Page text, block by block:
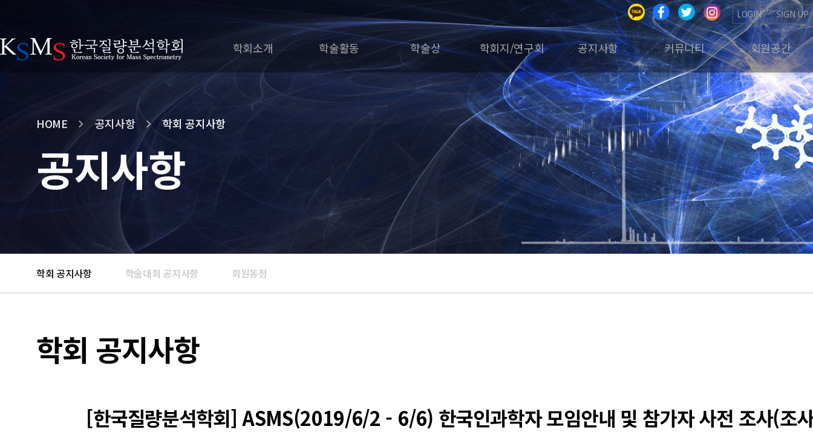
LOGIN SIGN UP
학회소개 학술활동 학술상 학회지/연구회 공지사항 커뮤니티 회원공간
HOME 공지사항 학회 공지사항
공지사항
학회 공지사항 학술대회 공지사항 회원동정
학회 공지사항
[한국질량분석학회] ASMS(2019/6/2 - 6/6) 한국인과학자 모임안내 및 참가자 사전 조사(조